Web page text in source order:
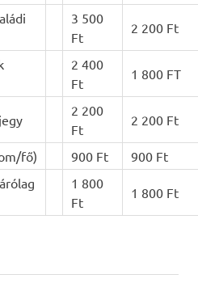
3 500
Ft
2 200 Ft
2 400
Ft
1 800 FT
2 200
Ft
2 200 Ft
fő) 900 Ft
900 Ft
1 800
Ft
1 800 Ft